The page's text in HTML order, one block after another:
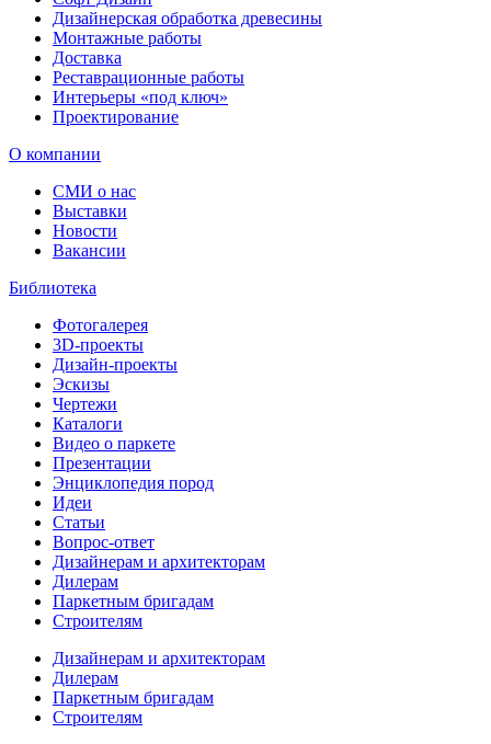
Дизайнерская обработка древесины
Монтажные работы
Доставка
Реставрационные работы
Интерьеры «под ключ»
Проектирование
О компании
СМИ о нас
Выставки
Новости
Вакансии
Библиотека
Фотогалерея
3D-проекты
Дизайн-проекты
Эскизы
Чертежи
Каталоги
Видео о паркете
Презентации
Энциклопедия пород
Идеи
Статьи
Вопрос-ответ
Дизайнерам и архитекторам
Дилерам
Паркетным бригадам
Строителям
Дизайнерам и архитекторам
Дилерам
Паркетным бригадам
Строителям